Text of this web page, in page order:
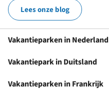
Lees onze blog
Vakantieparken in Nederland
Vakantiepark in Duitsland
Vakantieparken in Frankrijk